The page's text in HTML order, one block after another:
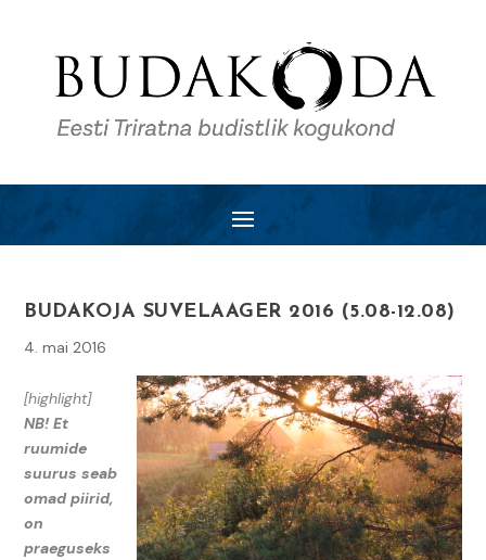
BUDAKOJA SUVELAAGER 2016 (5.08-12.08)
4. mai 2016
[highlight]
NB! Et
ruumide
suurus seab
omad piirid,
on
praeguseks